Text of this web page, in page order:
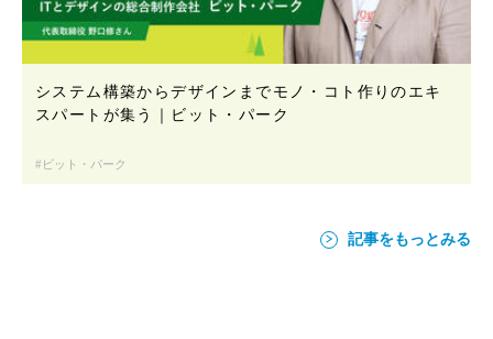
システム構築からデザインまでモノ・コト作りのエキ
スパートが集う｜ビット・パーク
ビット・パーク
記事をもっとみる